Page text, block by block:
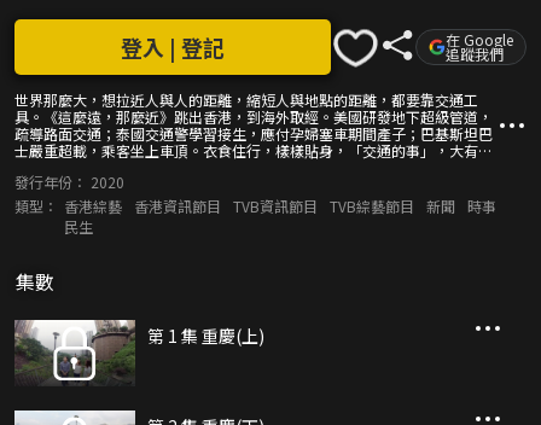
世界那麼大，想拉近人與人的距離，縮短人與地點的距離，都要靠交通工
具。《這麼遠，那麼近》跳出香港，到海外取經。美國研發地下超級管道，
疏導路面交通；泰國交通警學習接生，應付孕婦塞車期間產子；巴基斯坦巴
士嚴重超載，乘客坐上車頂。衣食住行，樣樣貼身，「交通的事」，大有學
到「那麼近」。
登入 | 登記 在 Google
追蹤我們
發行年份： 2020
類型：
香港綜藝 香港資訊節目 TVB資訊節目 TVB綜藝節目 新聞
時事
民生
集數
第 1 集 重慶(上)